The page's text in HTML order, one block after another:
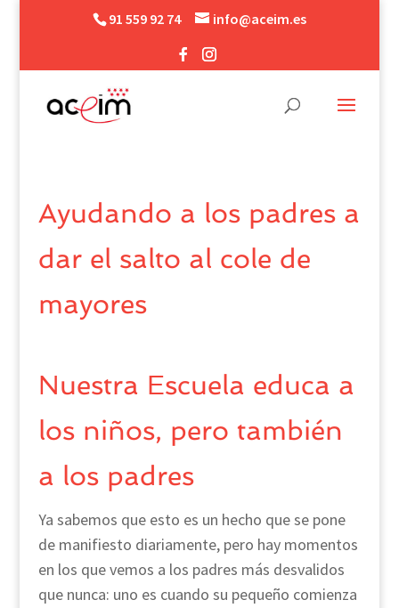
91 559 92 74 info@aceim.es
Ayudando a los padres a
dar el salto al cole de
mayores
Nuestra Escuela educa a
los niños, pero también
a los padres
Ya sabemos que esto es un hecho que se pone
de manifiesto diariamente, pero hay momentos
en los que vemos a los padres más desvalidos
que nunca: uno es cuando su pequeño comienza